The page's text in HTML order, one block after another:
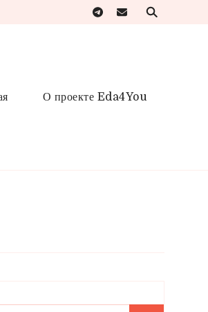
О проекте Eda4You